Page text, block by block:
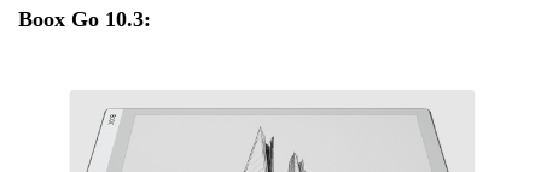
Boox Go 10.3: